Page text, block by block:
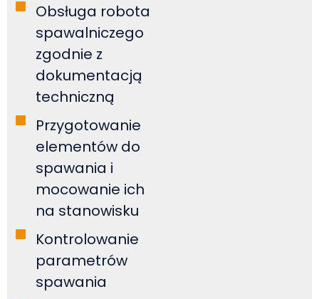
Obsługa robota
spawalniczego
zgodnie z
dokumentacją
techniczną
Przygotowanie
elementów do
spawania i
mocowanie ich
na stanowisku
Kontrolowanie
parametrów
spawania